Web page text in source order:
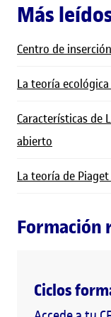
Más
Centro de
La teoría
Características de
abierto
La teoría de
Formación
Ciclos